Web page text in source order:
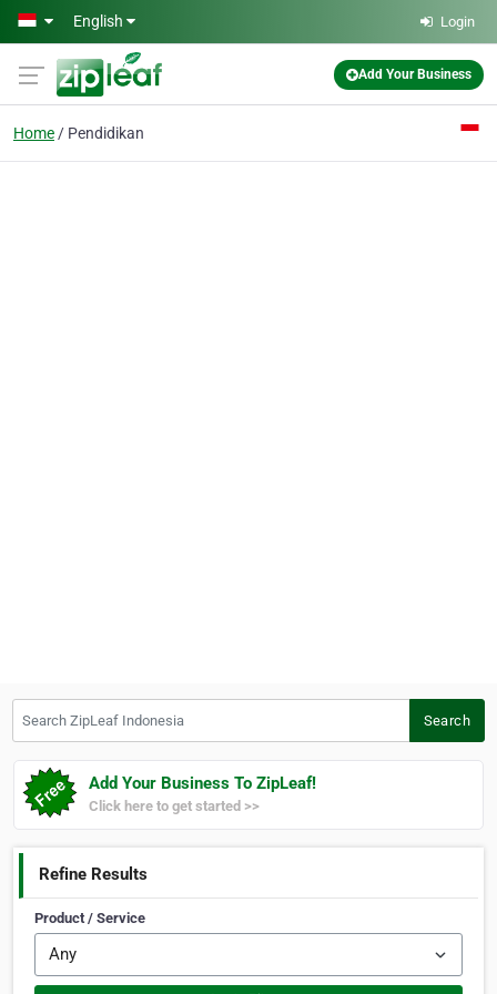
Skip to main content
English Login
Add Your Business
Home Pendidikan
Search
Add Your Business To ZipLeaf!
Click here to get started >>
Refine Results
Product / Service